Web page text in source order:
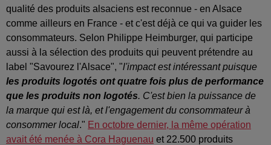
qualité des produits alsaciens est reconnue - en Alsace
comme ailleurs en France - et c'est déjà ce qui va guider les
consommateurs. Selon Philippe Heimburger, qui participe
aussi à la sélection des produits qui peuvent prétendre au
label "Savourez l'Alsace", "l'impact est intéressant puisque
les produits logotés ont quatre fois plus de performance
que les produits non logotés. C'est bien la puissance de
la marque qui est là, et l'engagement du consommateur à
consommer local." En octobre dernier, la même opération
avait été menée à Cora Haguenau et 22.500 produits